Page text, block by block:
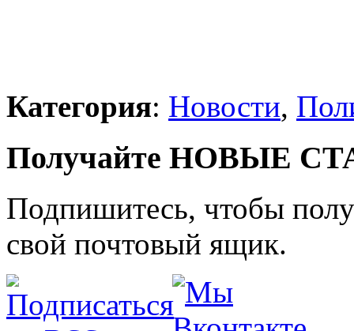
Категория: Новости,
Получайте НОВЫЕ
Подпишитесь, чтобы
свой почтовый ящик.